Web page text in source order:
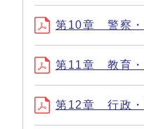
第10章 警察・
第11章 教育・
第12章 行政・